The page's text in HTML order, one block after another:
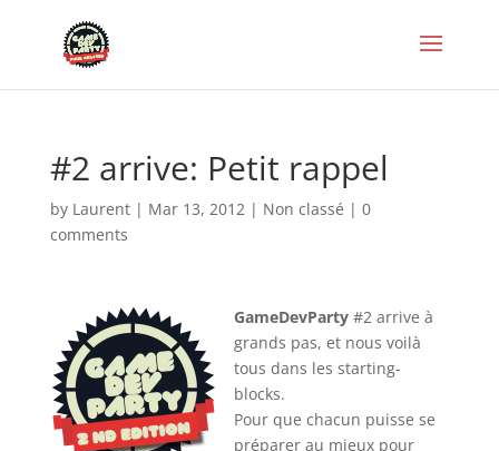
#2 arrive: Petit rappel
by Laurent| Mar 13, 2012| Non classé | 0
comments
GameDevParty#2 arrive à
grands pas, et nous voilà
tous dans les starting-
blocks.
Pour que chacun puisse se
préparer au mieux pour